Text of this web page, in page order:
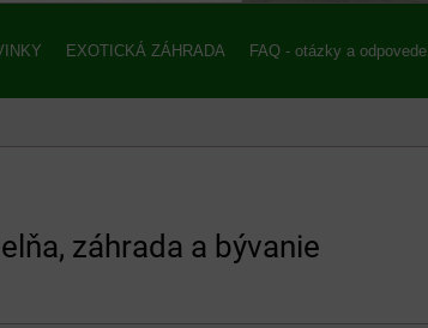
EXOTICKÁ ZÁHRADA FAQ - otázky a odpovede
záhrada a bývanie